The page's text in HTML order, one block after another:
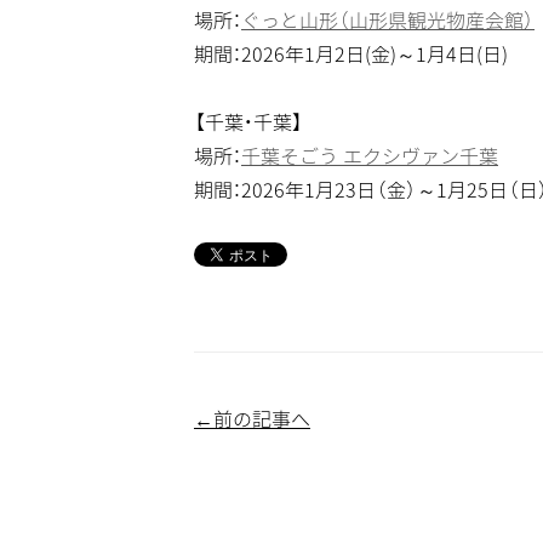
場所： ぐっと山形（山形県観光物産会館）
期間：2026年1月2日(金)～1月4日(日)
【千葉・千葉】
場所：千葉そごう エクシヴァン千葉
期間：2026年1月23日（金）～1月25日（日）
←前の記事へ